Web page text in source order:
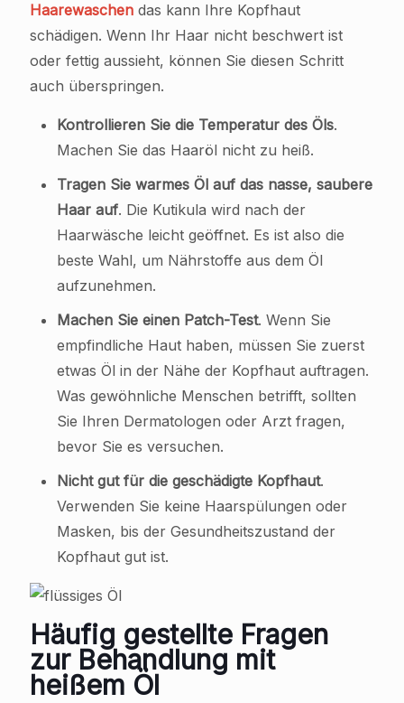
Haarewaschen das kann Ihre Kopfhaut
schädigen. Wenn Ihr Haar nicht beschwert ist
oder fettig aussieht, können Sie diesen Schritt
auch überspringen.
Kontrollieren Sie die Temperatur des Öls.
Machen Sie das Haaröl nicht zu heiß.
Tragen Sie warmes Öl auf das nasse, saubere
Haar auf. Die Kutikula wird nach der
Haarwäsche leicht geöffnet. Es ist also die
beste Wahl, um Nährstoffe aus dem Öl
aufzunehmen.
Machen Sie einen Patch-Test. Wenn Sie
empfindliche Haut haben, müssen Sie zuerst
etwas Öl in der Nähe der Kopfhaut auftragen.
Was gewöhnliche Menschen betrifft, sollten
Sie Ihren Dermatologen oder Arzt fragen,
bevor Sie es versuchen.
Nicht gut für die geschädigte Kopfhaut.
Verwenden Sie keine Haarspülungen oder
Masken, bis der Gesundheitszustand der
Kopfhaut gut ist.
Häufig gestellte Fragen
zur Behandlung mit
heißem Öl